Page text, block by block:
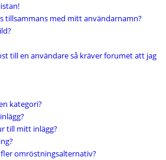
tillsammans med mitt användarnamn?
till en användare så kräver forumet att jag
kategori?
till mitt inlägg?
omröstningsalternativ?